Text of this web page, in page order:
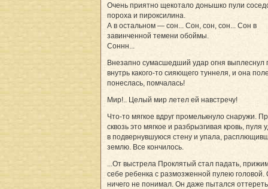
Очень приятно щекотало донышко пули
пороха и пироксилина.
А в остальном — сон... Сон, сон, сон... Сон в
завинченной темени обоймы.
Соннн...
Внезапно сумасшедший удар огня выплеснул
внутрь какого-то сияющего туннеля, и она
понеслась, помчалась!
Мир!.. Целый мир летел ей навстречу!
Что-то мягкое вдруг промелькнуло снаружи.
сквозь это мягкое и разбрызгивая кровь, пуля
в подвернувшуюся стену и упала,
землю. Все кончилось.
...От выстрела Проклятый стал падать,
себе ребенка с размозженной пулею головой.
ничего не понимал. Он даже пытался оттереть